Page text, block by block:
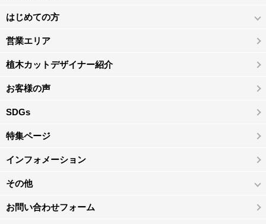
はじめての方
営業エリア
植木カットデザイナー紹介
お客様の声
SDGs
特集ページ
インフォメーション
その他
お問い合わせフォーム